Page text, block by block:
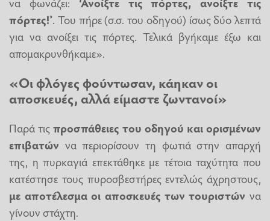
πόρτες!’. Του πήρε (σ.σ. του οδηγού) ίσως δύο λεπτά
για να ανοίξει τις πόρτες. Τελικά βγήκαμε έξω και
απομακρυνθήκαμε».
«Οι φλόγες φούντωσαν, κάηκαν οι
αποσκευές, αλλά είμαστε ζωντανοί»
Παρά τιςπροσπάθειες του οδηγού και ορισμένων
επιβατών να περιορίσουν τη φωτιά στην απαρχή
της, η πυρκαγιά επεκτάθηκε με τέτοια ταχύτητα που
κατέστησε τους πυροσβεστήρες εντελώς άχρηστους,
με αποτέλεσμα οι αποσκευές των τουριστών να
γίνουν στάχτη.